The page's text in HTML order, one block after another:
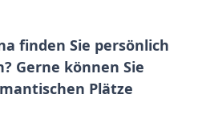
finden Sie persönlich
Gerne können Sie
Plätze